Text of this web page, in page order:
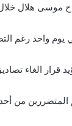
موسى هلال
قرار الغاء
من